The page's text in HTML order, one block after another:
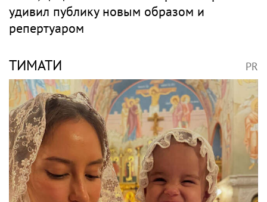
Бузова прощается c очередным бизнесом
в России
Рэп
МОРГЕНШТЕРН PR